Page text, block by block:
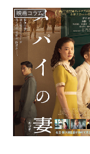
映画コラム